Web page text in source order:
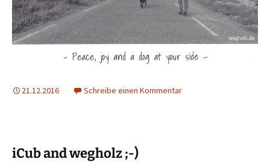
21.12.2016 Schreibe einen Kommentar
iCub and wegholz ;-)